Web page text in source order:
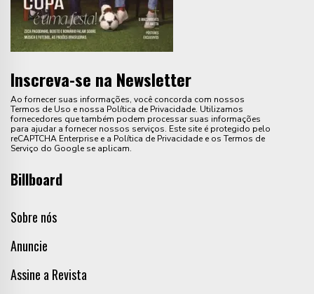
Inscreva-se na Newsletter
Ao fornecer suas informações, você concorda com nossos
Termos de Uso e nossa Política de Privacidade. Utilizamos
fornecedores que também podem processar suas informações
para ajudar a fornecer nossos serviços. Este site é protegido pelo
reCAPTCHA Enterprise e a Política de Privacidade e os Termos de
Serviço do Google se aplicam.
Billboard
Sobre nós
Anuncie
Assine a Revista